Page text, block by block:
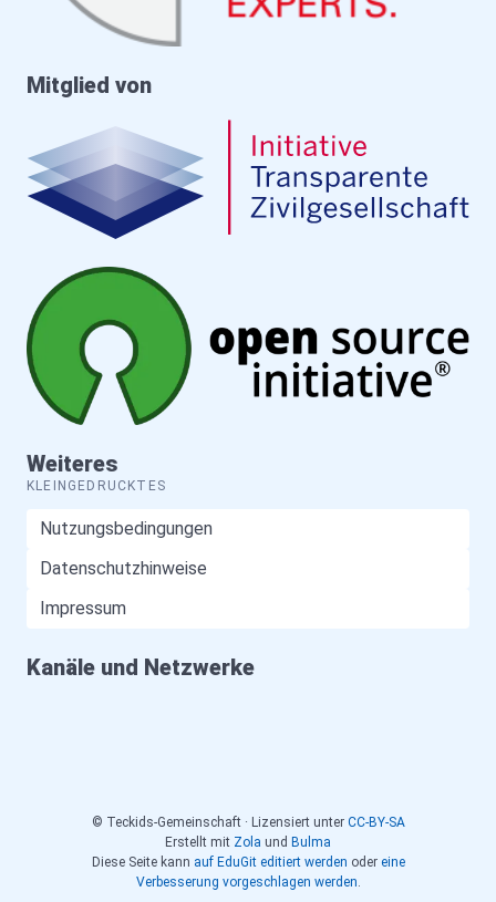
Mitglied von
Weiteres
KLEINGEDRUCKTES
Nutzungsbedingungen
Datenschutzhinweise
Impressum
Kanäle und Netzwerke
© Teckids-Gemeinschaft · Lizensiert unter CC-BY-SA
Erstellt mit Zola und Bulma
Diese Seite kann auf EduGit editiert werden oder eine
Verbesserung vorgeschlagen werden.